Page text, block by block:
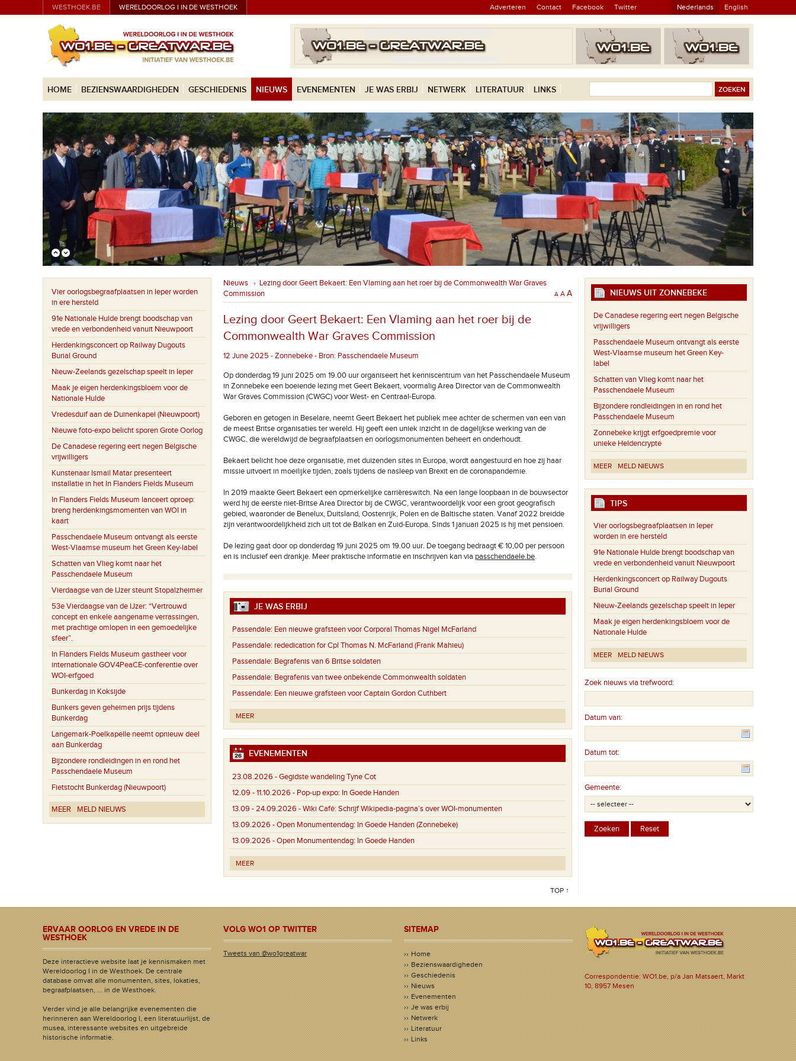
WESTHOEK.BE WERELDOORLOG I IN DE WESTHOEK Adverteren Contact Facebook Twitter Nederlands English
HOME BEZIENSWAARDIGHEDEN GESCHIEDENIS NIEUWS EVENEMENTEN JE WAS ERBIJ NETWERK LITERATUUR LINKS
Vier oorlogsbegraafplaatsen in Ieper worden
in ere hersteld
91e Nationale Hulde brengt boodschap van
vrede en verbondenheid vanuit Nieuwpoort
Herdenkingsconcert op Railway Dugouts
Burial Ground
Nieuw-Zeelands gezelschap speelt in Ieper
Maak je eigen herdenkingsbloem voor de
Nationale Hulde
Vredesduif aan de Duinenkapel (Nieuwpoort)
Nieuwe foto-expo belicht sporen Grote Oorlog
De Canadese regering eert negen Belgische
vrijwilligers
Kunstenaar Ismail Matar presenteert
installatie in het In Flanders Fields Museum
In Flanders Fields Museum lanceert oproep:
breng herdenkingsmomenten van WOI in
kaart
Passchendaele Museum ontvangt als eerste
West-Vlaamse museum het Green Key-label
Schatten van Vlieg komt naar het
Passchendaele Museum
Vierdaagse van de IJzer steunt Stopalzheimer
53e Vierdaagse van de IJzer: “Vertrouwd
concept en enkele aangename verrassingen,
met prachtige omlopen in een gemoedelijke
sfeer”.
In Flanders Fields Museum gastheer voor
internationale GOV4PeaCE-conferentie over
WOI-erfgoed
Bunkerdag in Koksijde
Bunkers geven geheimen prijs tijdens
Bunkerdag
Langemark-Poelkapelle neemt opnieuw deel
aan Bunkerdag
Bijzondere rondleidingen in en rond het
Passchendaele Museum
Fietstocht Bunkerdag (Nieuwpoort)
MEER MELD NIEUWS
Nieuws › Lezing door Geert Bekaert: Een Vlaming aan het roer bij de Commonwealth War Graves
Commission
A A A
Lezing door Geert Bekaert: Een Vlaming aan het roer bij de
Commonwealth War Graves Commission
12 June 2025 - Zonnebeke - Bron: Passchendaele Museum
Op donderdag 19 juni 2025 om 19.00 uur organiseert het kenniscentrum van het Passchendaele Museum
in Zonnebeke een boeiende lezing met Geert Bekaert, voormalig Area Director van de Commonwealth
War Graves Commission (CWGC) voor West- en Centraal-Europa.
Geboren en getogen in Beselare, neemt Geert Bekaert het publiek mee achter de schermen van een van
de meest Britse organisaties ter wereld. Hij geeft een uniek inzicht in de dagelijkse werking van de
CWGC, die wereldwijd de begraafplaatsen en oorlogsmonumenten beheert en onderhoudt.
Bekaert belicht hoe deze organisatie, met duizenden sites in Europa, wordt aangestuurd en hoe zij haar
missie uitvoert in moeilijke tijden, zoals tijdens de nasleep van Brexit en de coronapandemie.
In 2019 maakte Geert Bekaert een opmerkelijke carrièreswitch. Na een lange loopbaan in de bouwsector
werd hij de eerste niet-Britse Area Director bij de CWGC, verantwoordelijk voor een groot geografisch
gebied, waaronder de Benelux, Duitsland, Oostenrijk, Polen en de Baltische staten. Vanaf 2022 breidde
zijn verantwoordelijkheid zich uit tot de Balkan en Zuid-Europa. Sinds 1 januari 2025 is hij met pensioen.
De lezing gaat door op donderdag 19 juni 2025 om 19.00 uur. De toegang bedraagt € 10,00 per persoon
en is inclusief een drankje. Meer praktische informatie en inschrijven kan via passchendaele.be.
JE WAS ERBIJ
Passendale: Een nieuwe grafsteen voor Corporal Thomas Nigel McFarland
Passendale: rededication for Cpl Thomas N. McFarland (Frank Mahieu)
Passendale: Begrafenis van 6 Britse soldaten
Passendale: Begrafenis van twee onbekende Commonwealth soldaten
Passendale: Een nieuwe grafsteen voor Captain Gordon Cuthbert
MEER
EVENEMENTEN
23.08.2026 -Gegidste wandeling Tyne Cot
12.09 - 11.10.2026 - Pop-up expo: In Goede Handen
13.09 - 24.09.2026 -Wiki Café: Schrijf Wikipedia-pagina’s over WOI-monumenten
13.09.2026 -Open Monumentendag: In Goede Handen (Zonnebeke)
13.09.2026 -Open Monumentendag: In Goede Handen
MEER
TOP ↑
NIEUWS UIT ZONNEBEKE
De Canadese regering eert negen Belgische
vrijwilligers
Passchendaele Museum ontvangt als eerste
West-Vlaamse museum het Green Key-
label
Schatten van Vlieg komt naar het
Passchendaele Museum
Bijzondere rondleidingen in en rond het
Passchendaele Museum
Zonnebeke krijgt erfgoedpremie voor
unieke Heldencrypte
MEER MELD NIEUWS
TIPS
Vier oorlogsbegraafplaatsen in Ieper
worden in ere hersteld
91e Nationale Hulde brengt boodschap van
vrede en verbondenheid vanuit Nieuwpoort
Herdenkingsconcert op Railway Dugouts
Burial Ground
Nieuw-Zeelands gezelschap speelt in Ieper
Maak je eigen herdenkingsbloem voor de
Nationale Hulde
MEER MELD NIEUWS
Zoek nieuws via trefwoord:
Datum van:
Datum tot:
Gemeente:
ERVAAR OORLOG EN VREDE IN DE
WESTHOEK
Deze interactieve website laat je kennismaken met
Wereldoorlog I in de Westhoek. De centrale
database omvat alle monumenten, sites, lokaties,
begraafplaatsen, ... in de Westhoek.
Verder vind je alle belangrijke evenementen die
herinneren aan Wereldoorlog I, een literatuurlijst, de
musea, interessante websites en uitgebreide
historische informatie.
VOLG WO1 OP TWITTER
Tweets van @wo1greatwar
SITEMAP
Home
Bezienswaardigheden
Geschiedenis
Nieuws
Evenementen
Je was erbij
Netwerk
Literatuur
Links
Correspondentie: WO1.be, p/a Jan Matsaert, Markt
10, 8957 Mesen